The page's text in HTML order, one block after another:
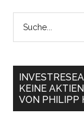
KEINE
VON PHILIPP